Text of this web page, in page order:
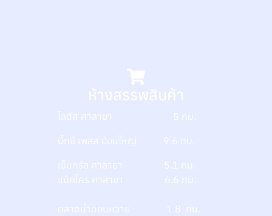
ห้างสรรพสินค้า
โลตัส ศาลายา 5 กม.
บิ๊กซี เพลส อ้อมใหญ่ 9.6 กม.
เซ็นทรัล ศาลายา 5.1 กม.
แม็คโคร ศาลายา 6.6 กม.
ตลาดน้ำดอนหวาย 1.8 กม.